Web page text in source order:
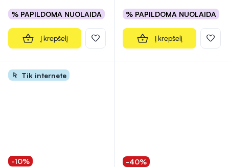
% PAPILDOMA NUOLAIDA
Į krepšelį
% PAPILDOMA NUOLAIDA
Į krepšelį
Tik internete
-10% -40%